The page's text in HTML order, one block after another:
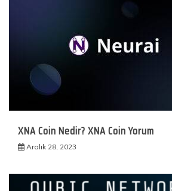
XNA Coin Nedir? XNA Coin Yorum
Aralık 28, 2023